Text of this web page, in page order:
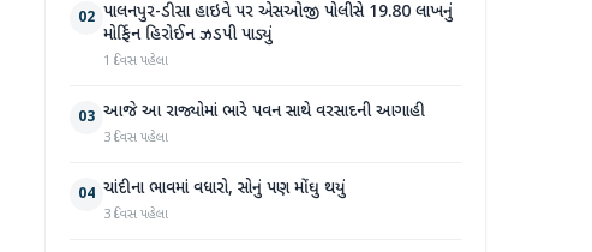
02 પાલનપુર-ડીસા હાઇવે પર એસઓજી પોલીસે 19.80 લાખનું
મોર્ફિન હિરોઈન ઝડપી પાડ્યું
1 દિવસ પહેલા
03 આજે આ રાજ્યોમાં ભારે પવન સાથે વરસાદની આગાહી
3 દિવસ પહેલા
04 ચાંદીના ભાવમાં વધારો, સોનું પણ મોંઘુ થયું
3 દિવસ પહેલા